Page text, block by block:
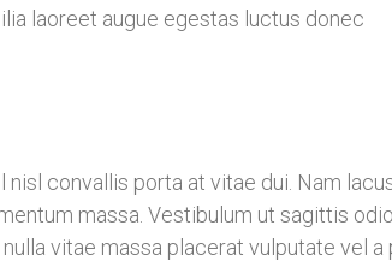
laoreet augue egestas luctus donec
convallis porta at vitae dui. Nam
massa. Vestibulum ut sagittis
vitae massa placerat vulputate vel a